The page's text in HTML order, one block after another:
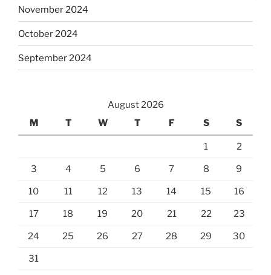
November 2024
October 2024
September 2024
August 2026
M
T W T F S S
1 2
3 4 5 6 7 8 9
10 11 12 13 14 15 16
17 18 19 20 21 22 23
24 25 26 27 28 29 30
31